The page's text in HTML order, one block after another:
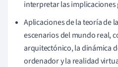
interpretar las implicaciones
Aplicaciones de la teoría de
escenarios del mundo real,
arquitectónico, la dinámica
ordenador y la realidad